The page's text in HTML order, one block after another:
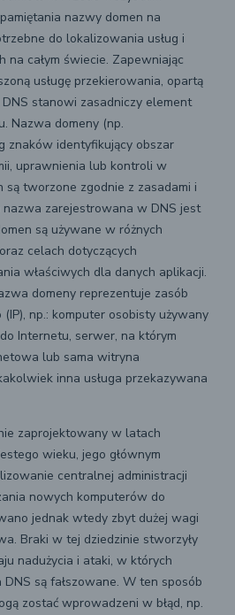
nazwy domen na
do lokalizowania usług i
na całym świecie. Zapewniając
usługę przekierowania, opartą
stanowi zasadniczy element
Nazwa domeny (np.
znaków identyfikujący obszar
uprawnienia lub kontroli w
są tworzone zgodnie z zasadami i
nazwa zarejestrowana w DNS jest
są używane w różnych
celach dotyczących
właściwych dla danych aplikacji.
domeny reprezentuje zasób
np.: komputer osobisty używany
Internetu, serwer, na którym
lub sama witryna
inna usługa przekazywana
zaprojektowany w latach
wieku, jego głównym
centralnej administracji
nowych komputerów do
jednak wtedy zbyt dużej wagi
Braki w tej dziedzinie stworzyły
nadużycia i ataki, w których
są fałszowane. W ten sposób
zostać wprowadzeni w błąd, np.